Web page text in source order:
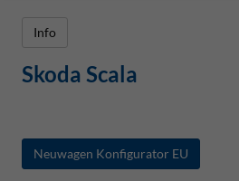
Info
Skoda Scala
Neuwagen Konfigurator EU